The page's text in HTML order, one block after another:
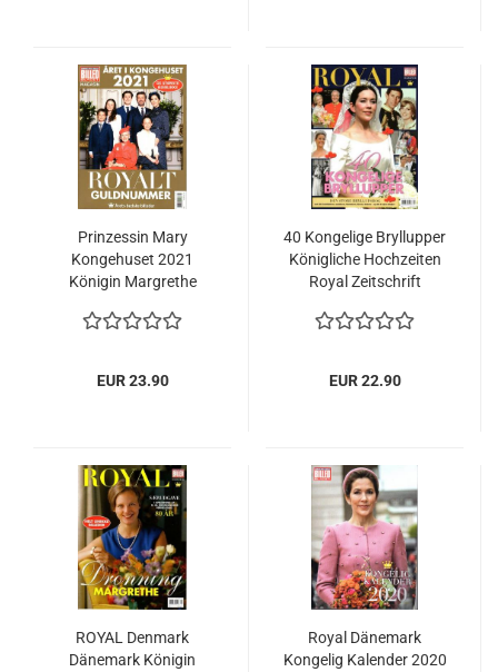
Prinzessin Mary
Kongehuset 2021
Königin Margrethe
Jul
EUR 23.90
40 Kongelige Bryllupper
Königliche Hochzeiten
Royal Zeitschrift
Diana
EUR 22.90
ROYAL Denmark
Dänemark Königin
Royal Dänemark
Kongelig Kalender 2020